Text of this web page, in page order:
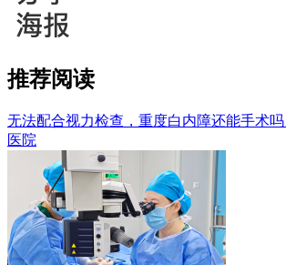
推荐阅读
无法配合视力检查，重度白内障还能手术吗
医院